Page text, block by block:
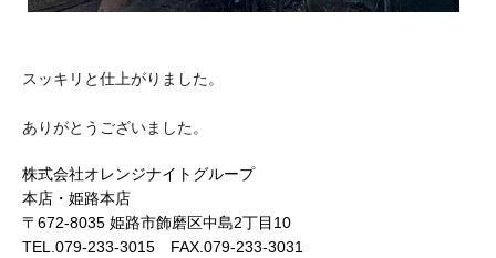
スッキリと仕上がりました。
ありがとうございました。
株式会社オレンジナイトグループ
本店・姫路本店
〒672-8035 姫路市飾磨区中島2丁目10
TEL.079-233-3015 FAX.079-233-3031